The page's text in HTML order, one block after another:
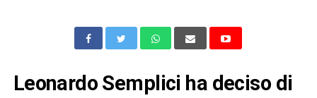
Leonardo Semplici ha deciso di